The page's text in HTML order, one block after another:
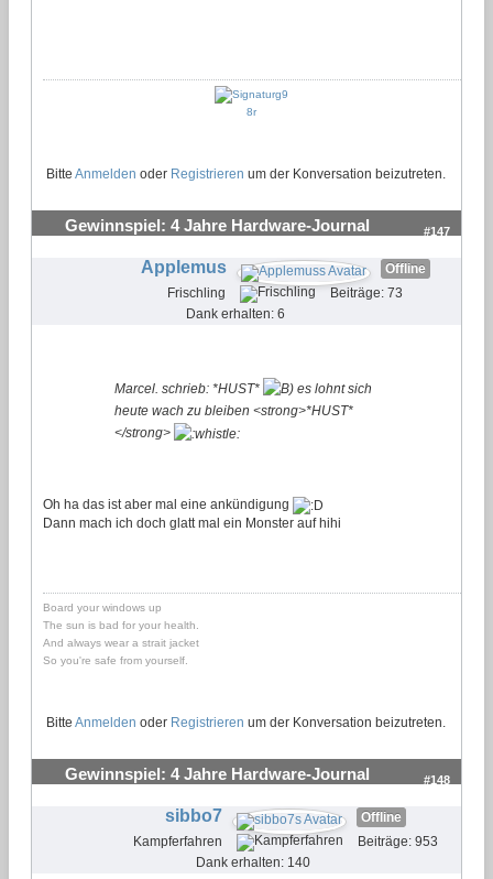
Bitte Anmelden oder Registrieren um der Konversation beizutreten.
Gewinnspiel: 4 Jahre Hardware-Journal #147
Applemus
Offline
Frischling
Beiträge: 73
Dank erhalten: 6
Marcel. schrieb: *HUST*
es lohnt sich
heute wach zu bleiben <strong>*HUST*
</strong>
Oh ha das ist aber mal eine ankündigung
Dann mach ich doch glatt mal ein Monster auf hihi
Board your windows up
The sun is bad for your health.
And always wear a strait jacket
So you're safe from yourself.
Bitte Anmelden oder Registrieren um der Konversation beizutreten.
Gewinnspiel: 4 Jahre Hardware-Journal #148
sibbo7
Offline
Kampferfahren
Beiträge: 953
Dank erhalten: 140